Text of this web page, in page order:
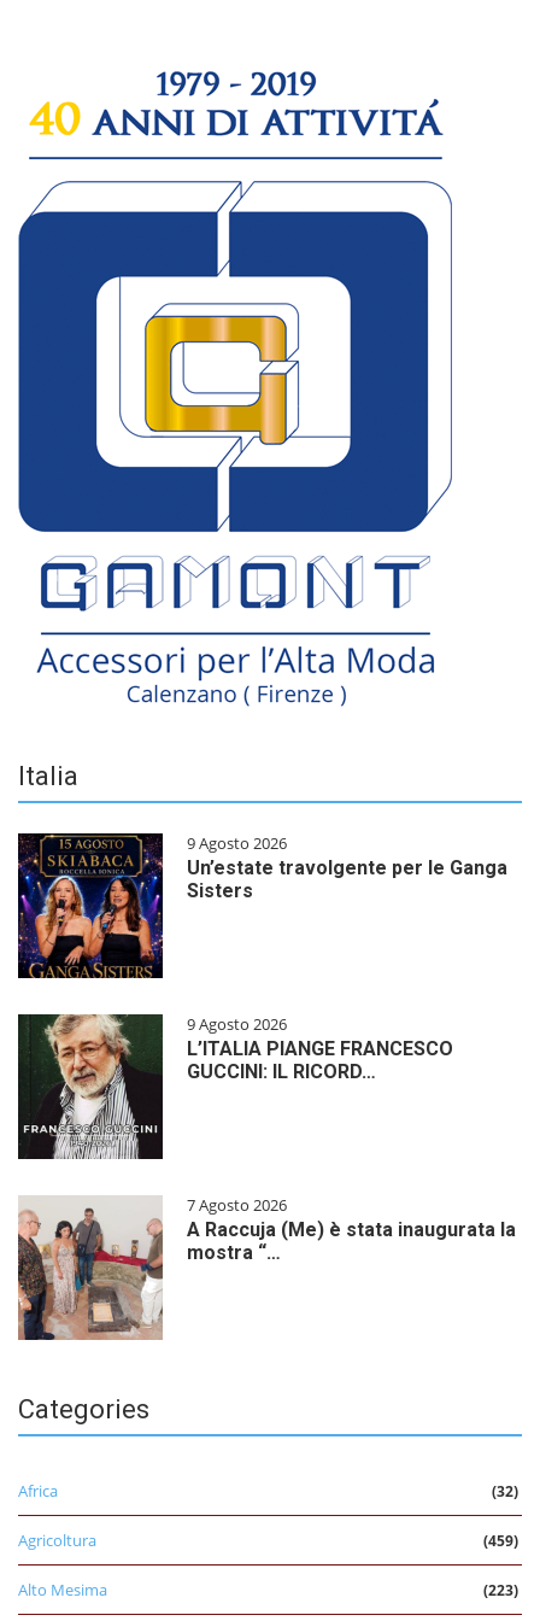
Italia
9 Agosto 2026
Un’estate travolgente per le Ganga
Sisters
9 Agosto 2026
L’ITALIA PIANGE FRANCESCO
GUCCINI: IL RICORD…
7 Agosto 2026
A Raccuja (Me) è stata inaugurata la
mostra “…
Categories
Africa (32)
Agricoltura (459)
Alto Mesima (223)